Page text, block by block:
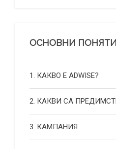
ОСНОВНИ
1. КАКВО Е ADWISE?
2. КАКВИ СА
3. КАМПАНИЯ